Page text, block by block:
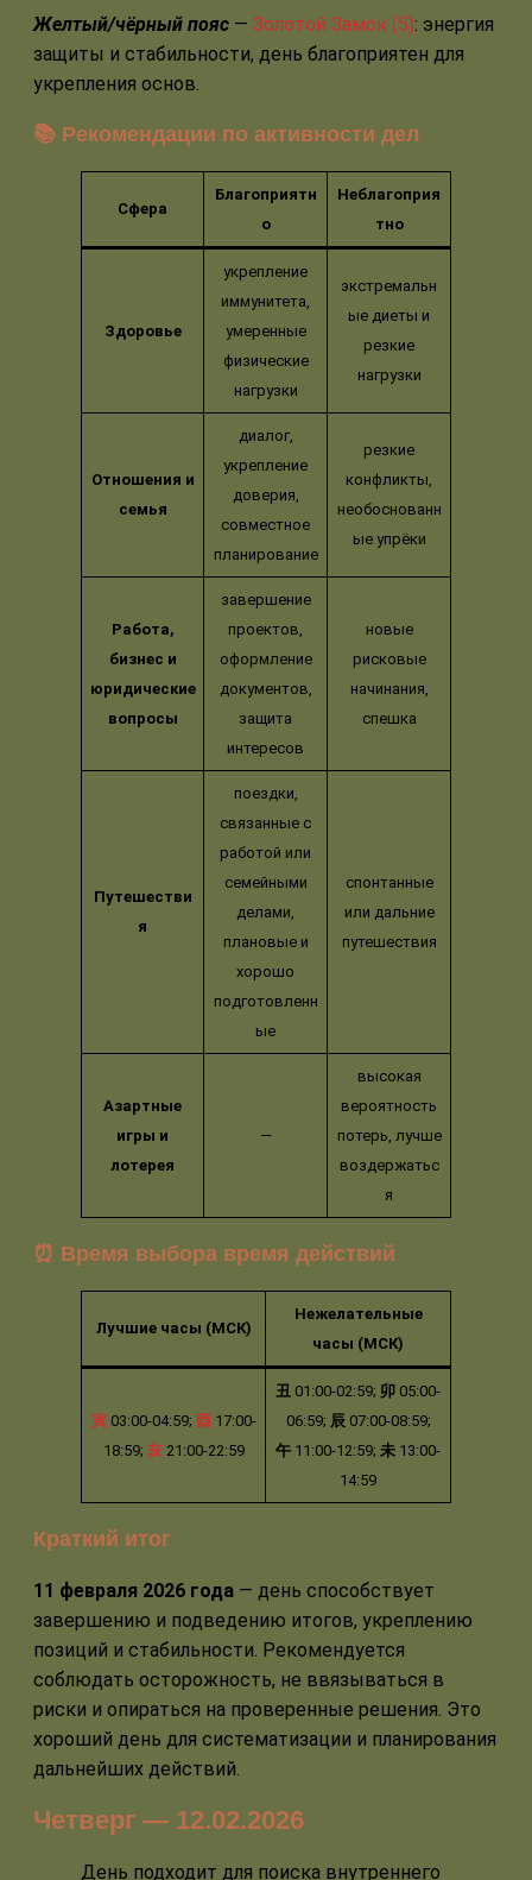
Желтый/чёрный пояс — Золотой Замок (5): энергия
защиты и стабильности, день благоприятен для
укрепления основ.
📚 Рекомендации по активности дел
Сфера
Благоприятн
о
Неблагоприя
тно
Здоровье
укрепление
иммунитета,
умеренные
физические
нагрузки
экстремальн
ые диеты и
резкие
нагрузки
Отношения и
семья
диалог,
укрепление
доверия,
совместное
планирование
резкие
конфликты,
необоснованн
ые упрёки
Работа,
бизнес и
юридические
вопросы
завершение
проектов,
оформление
документов,
защита
интересов
новые
рисковые
начинания,
спешка
Путешестви
я
поездки,
связанные с
работой или
семейными
делами,
плановые и
хорошо
подготовленн
ые
спонтанные
или дальние
путешествия
Азартные
игры и
лотерея
—
высокая
вероятность
потерь, лучше
воздержатьс
я
⏰ Время выбора время действий
Лучшие часы (МСК)
Нежелательные
часы (МСК)
寅 03:00-04:59; 酉17:00-
18:59; 亥21:00-22:59
丑 01:00-02:59; 卯 05:00-
06:59; 辰07:00-08:59;
午 11:00-12:59; 未 13:00-
14:59
Краткий итог
11 февраля 2026 года — день способствует
завершению и подведению итогов, укреплению
позиций и стабильности. Рекомендуется
соблюдать осторожность, не ввязываться в
риски и опираться на проверенные решения. Это
хороший день для систематизации и планирования
дальнейших действий.
Четверг — 12.02.2026
День подходит для поиска внутреннего